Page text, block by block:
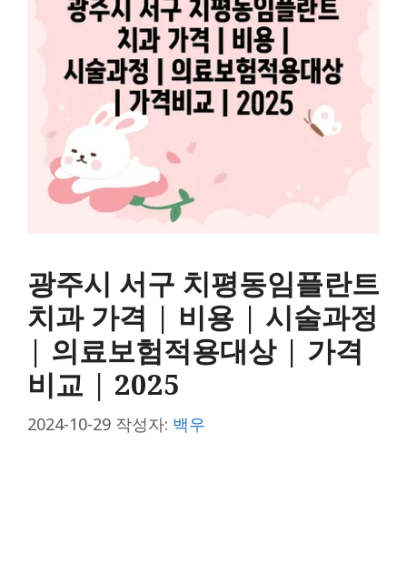
광주시 서구 치평동임플란트
치과 가격 | 비용 | 시술과정
| 의료보험적용대상 | 가격
비교 | 2025
2024-10-29 작성자: 백우